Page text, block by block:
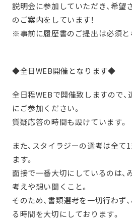
説明会に参加していただき、希望
のご案内をしています！
※事前に履歴書のご提出は必須と
◆全日WEB開催となります◆
全日程WEBで開催致しますので
にご参加ください。
質疑応答の時間も設けています。
また、スタイラジーの選考は全て
ます。
面接で一番大切にしているのは、
考えや想い聞くこと。
そのため、書類選考を一切行わず
る時間を大切にしております。